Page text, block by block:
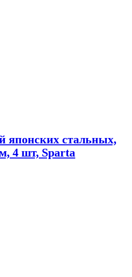
японских стальных,
4 шт, Sparta